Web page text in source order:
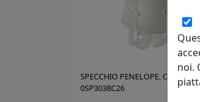
SPECCHIO PENELOPE, COD.
0SP3038C26
noi.